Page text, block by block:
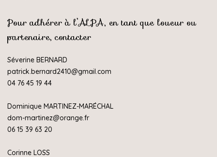
Pour adhérer à l’ALPA, en tant que loueur ou
partenaire, contacter
Séverine BERNARD
patrick.bernard2410@gmail.com
04 76 45 19 44
Dominique MARTINEZ-MARÉCHAL
dom-martinez@orange.fr
06 15 39 63 20
Corinne LOSS